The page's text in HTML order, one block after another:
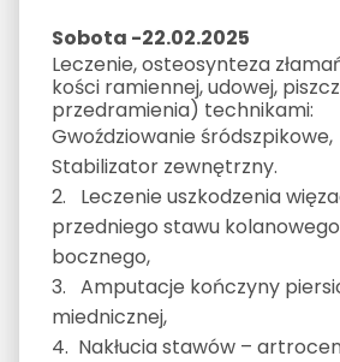
Sobota -22.02.2025
Leczenie, osteosynteza
kości ramiennej, udowej,
przedramienia) technikami:
Gwoździowanie śródszpikowe,
Stabilizator zewnętrzny.
2. Leczenie uszkodzenia
przedniego stawu
bocznego,
3. Amputacje kończyny
miednicznej,
4. Nakłucia stawów –